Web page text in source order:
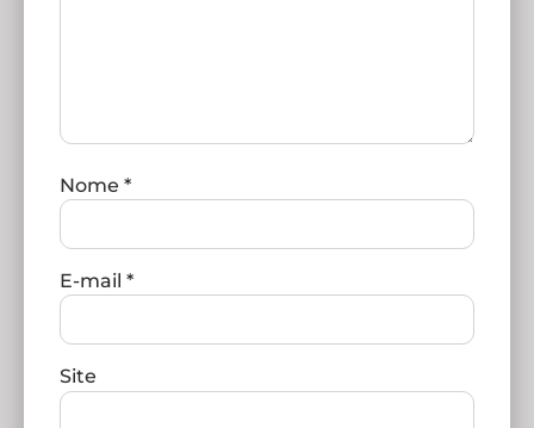
Nome *
E-mail *
Site